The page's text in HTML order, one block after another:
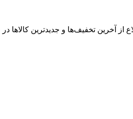
از آخرین تخفیف‌ها و جدیدترین کالاها